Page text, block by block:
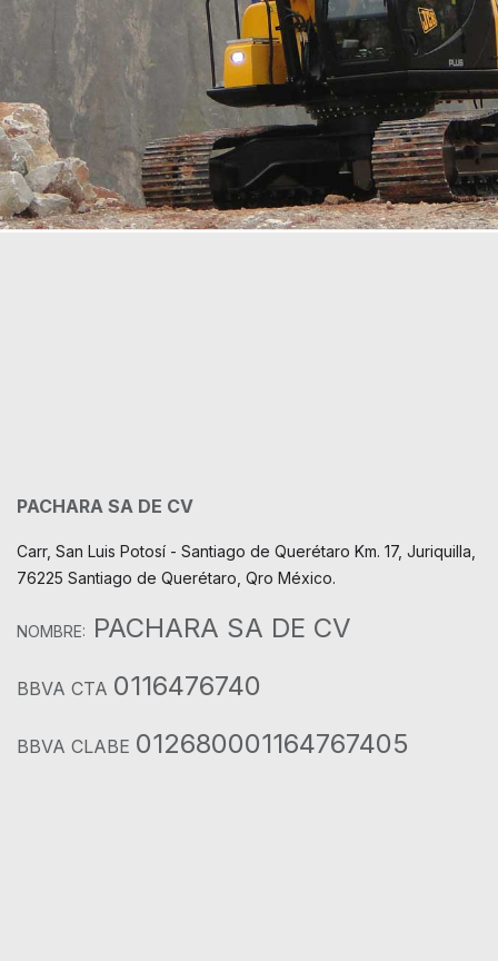
PACHARA SA DE CV
Carr, San Luis Potosí - Santiago de Querétaro Km. 17, Juriquilla,
76225 Santiago de Querétaro, Qro México.
NOMBRE: PACHARA SA DE CV
BBVA CTA 0116476740
BBVA CLABE 012680001164767405